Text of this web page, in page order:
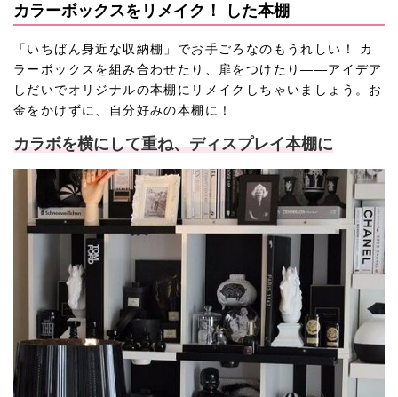
カラーボックスをリメイク！ した本棚
「いちばん身近な収納棚」でお手ごろなのもうれしい！ カ
ラーボックスを組み合わせたり、扉をつけたり――アイデア
しだいでオリジナルの本棚にリメイクしちゃいましょう。お
金をかけずに、自分好みの本棚に！
カラボを横にして重ね、ディスプレイ本棚に